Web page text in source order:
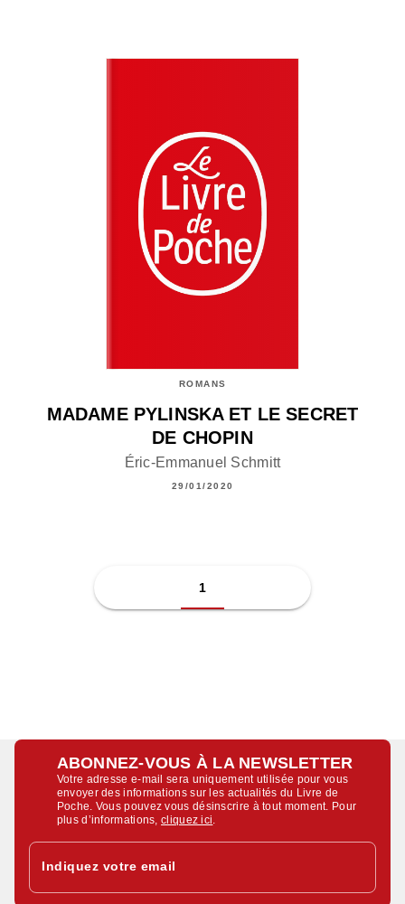
ROMANS
MADAME PYLINSKA ET LE SECRET
DE CHOPIN
Éric-Emmanuel Schmitt
29/01/2020
1
ABONNEZ-VOUS À LA NEWSLETTER
Votre adresse e-mail sera uniquement utilisée pour vous
envoyer des informations sur les actualités du Livre de
Poche. Vous pouvez vous désinscrire à tout moment. Pour
plus d’informations,cliquez ici.
Indiquez votre email